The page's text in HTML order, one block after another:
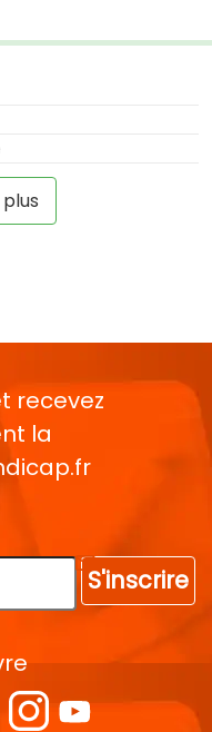
recevez
la
S'inscrire